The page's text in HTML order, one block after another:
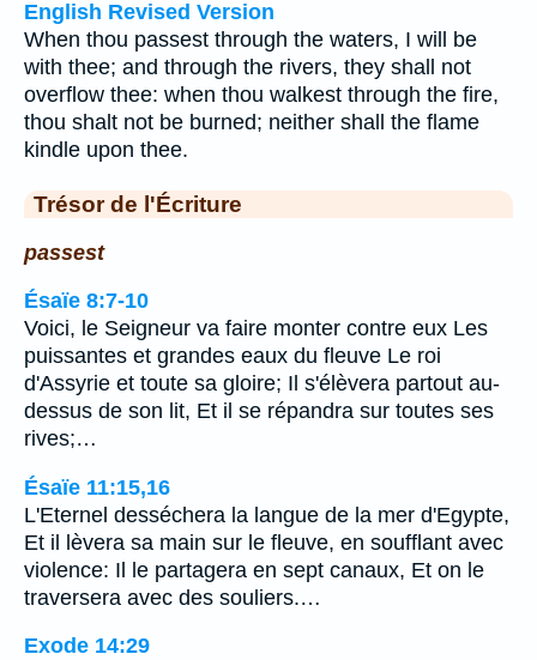
English Revised Version
When thou passest through the waters, I will be
with thee; and through the rivers, they shall not
overflow thee: when thou walkest through the fire,
thou shalt not be burned; neither shall the flame
kindle upon thee.
Trésor de l'Écriture
passest
Ésaïe 8:7-10
Voici, le Seigneur va faire monter contre eux Les
puissantes et grandes eaux du fleuve Le roi
d'Assyrie et toute sa gloire; Il s'élèvera partout au-
dessus de son lit, Et il se répandra sur toutes ses
rives;…
Ésaïe 11:15,16
L'Eternel desséchera la langue de la mer d'Egypte,
Et il lèvera sa main sur le fleuve, en soufflant avec
violence: Il le partagera en sept canaux, Et on le
traversera avec des souliers.…
Exode 14:29